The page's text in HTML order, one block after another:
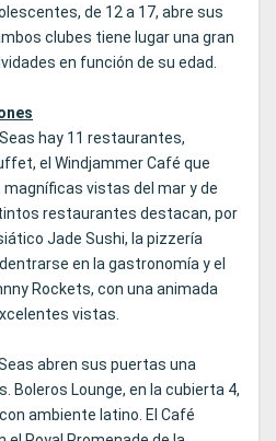
de 12 a 17, abre sus
clubes tiene lugar una gran
en función de su edad.
hay 11 restaurantes,
el Windjammer Café que
vistas del mar y de
restaurantes destacan, por
Jade Sushi, la pizzería
en la gastronomía y el
Rockets, con una animada
vistas.
abren sus puertas una
Boleros Lounge, en la cubierta 4,
ambiente latino. El Café